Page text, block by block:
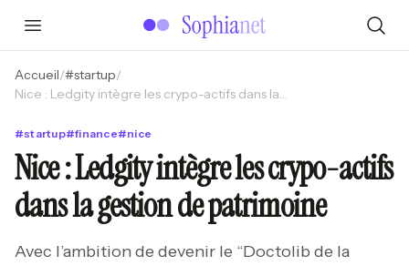
Accueil/#startup/
Nice : Ledgity intègre les crypo-actifs dans la gestion de patrimoine
#startup#finance#nice
Nice : Ledgity intègre les crypo-actifs
dans la gestion de patrimoine
Avec l’ambition de devenir le “Doctolib de la